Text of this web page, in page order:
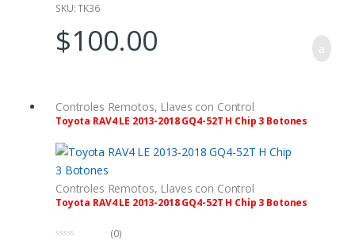
SKU: TK36
$100.00
Controles Remotos, Llaves con Control
Toyota RAV4 LE 2013-2018 GQ4-52T H Chip 3 Botones
Controles Remotos, Llaves con Control
Toyota RAV4 LE 2013-2018 GQ4-52T H Chip 3 Botones
(0)